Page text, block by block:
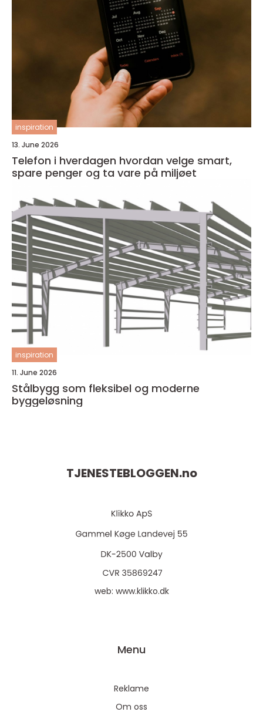
inspiration
13. June 2026
Telefon i hverdagen hvordan velge smart,
spare penger og ta vare på miljøet
inspiration
11. June 2026
Stålbygg som fleksibel og moderne
byggeløsning
TJENESTEBLOGGEN.no
web: www.klikko.dk
Menu
Reklame
Om oss